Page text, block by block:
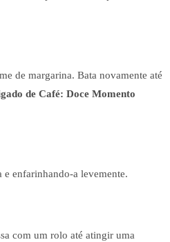
de margarina. Bata novamente até
de Café: Doce Momento
e enfarinhando-a levemente.
com um rolo até atingir uma